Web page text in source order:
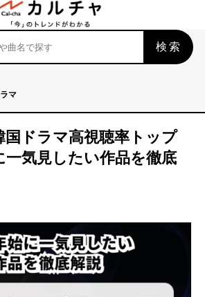
検索
ラマ
国ドラマ高視聴率トップ
一気見したい作品を徹底